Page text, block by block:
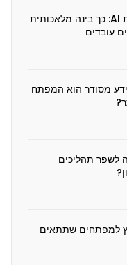
תוכנה לניהול עסק מבוססת AI: כך בינה מלאכותית
עובדים
מסודר הוא המפתח
לשפר תהליכים
למפתחים שתתאים